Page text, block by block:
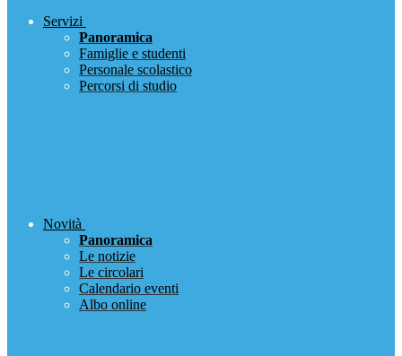
Servizi
Panoramica
Famiglie e studenti
Personale scolastico
Percorsi di studio
Novità
Panoramica
Le notizie
Le circolari
Calendario eventi
Albo online